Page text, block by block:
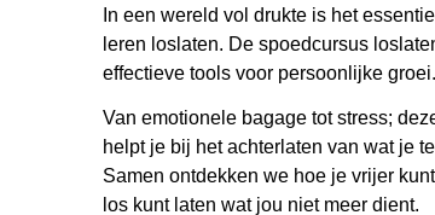
In een wereld vol drukte is het
leren loslaten. De spoedcursus
effectieve tools voor persoonlijke groei.
Van emotionele bagage tot stress;
helpt je bij het achterlaten van wat je
Samen ontdekken we hoe je vrijer
los kunt laten wat jou niet meer dient.